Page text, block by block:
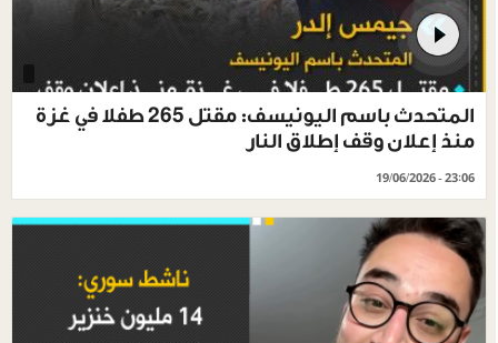
المتحدث باسم اليونيسف: مقتل 265 طفلا في غزة
منذ إعلان وقف إطلاق النار
19/06/2026 - 23:06